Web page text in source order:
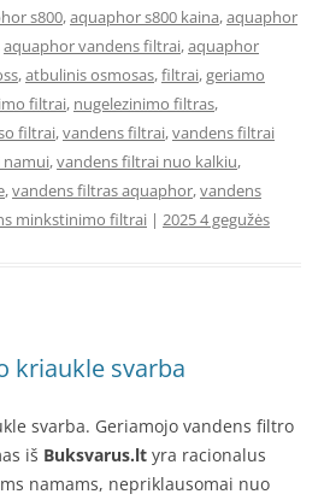
s800,aquaphor s800 kaina,aquaphor
aquaphor vandens filtrai,aquaphor
,atbulinis osmosas,filtrai,geriamo
filtrai, nugelezinimo filtras,
filtrai,vandens filtrai,vandens filtrai
namui,vandens filtrai nuo kalkiu,
,vandens filtras aquaphor,vandens
minkstinimo filtrai | 2025 4 gegužės
kriaukle svarba
svarba. Geriamojo vandens filtro
iš Buksvarus.lt yra racionalus
namams, nepriklausomai nuo